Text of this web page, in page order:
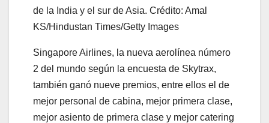
de la India y el sur de Asia. Crédito: Amal
KS/Hindustan Times/Getty Images
Singapore Airlines, la nueva aerolínea número
2 del mundo según la encuesta de Skytrax,
también ganó nueve premios, entre ellos el de
mejor personal de cabina, mejor primera clase,
mejor asiento de primera clase y mejor catering